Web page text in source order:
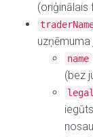
(oriģinālais
name
(bez